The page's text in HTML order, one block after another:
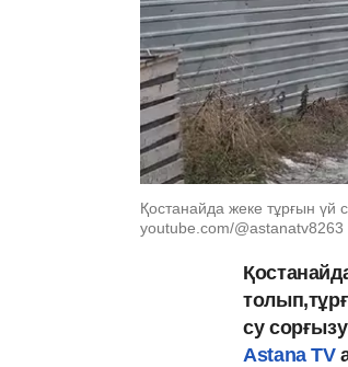
Қостанайда жеке тұрғын үй
youtube.com/@astanatv8263
су
Аstana TV